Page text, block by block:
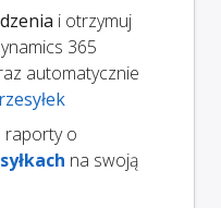
i otrzymuj
365
automatycznie
raporty o
na swoją